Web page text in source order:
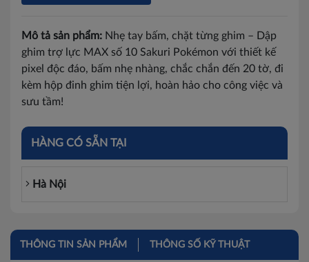
Mô tả sản phẩm: Nhẹ tay bấm, chặt từng ghim – Dập
ghim trợ lực MAX số 10 Sakuri Pokémon với thiết kế
pixel độc đáo, bấm nhẹ nhàng, chắc chắn đến 20 tờ, đi
kèm hộp đinh ghim tiện lợi, hoàn hảo cho công việc và
sưu tầm!
HÀNG CÓ SẴN TẠI
Hà Nội
THÔNG TIN SẢN PHẨM THÔNG SỐ KỸ THUẬT